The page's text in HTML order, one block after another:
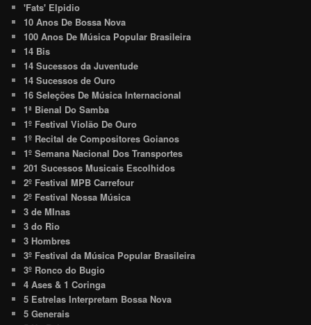
'Fats' Elpidio
10 Anos De Bossa Nova
100 Anos De Música Popular Brasileira
14 Bis
14 Sucessos da Juventude
14 Sucessos de Ouro
16 Seleções De Música Internacional
1ª Bienal Do Samba
1º Festival Violão De Ouro
1º Recital de Compositores Goianos
1º Semana Nacional Dos Transportes
201 Sucessos Musicais Escolhidos
2º Festival MPB Carrefour
2º Festival Nossa Música
3 de MInas
3 do Rio
3 Hombres
3º Festival da Música Popular Brasileira
3º Ronco do Bugio
4 Ases & 1 Coringa
5 Estrelas Interpretam Bossa Nova
5 Generais